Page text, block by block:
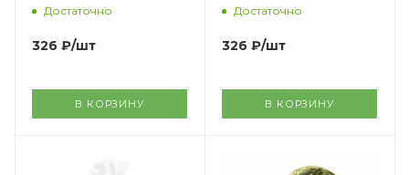
Достаточно
326 ₽/шт
В КОРЗИНУ
Достаточно
326 ₽/шт
В КОРЗИНУ